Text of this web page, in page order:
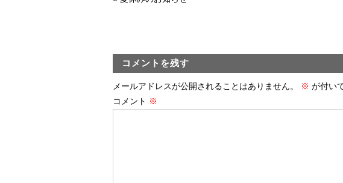
コメントを残す
メールアドレスが公開されることはありません。 ※ が付い
コメント ※